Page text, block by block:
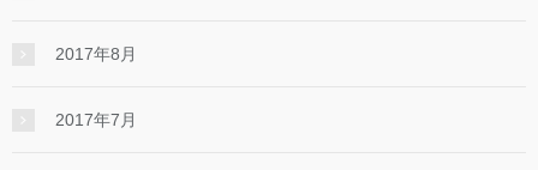
2017年8月
2017年7月